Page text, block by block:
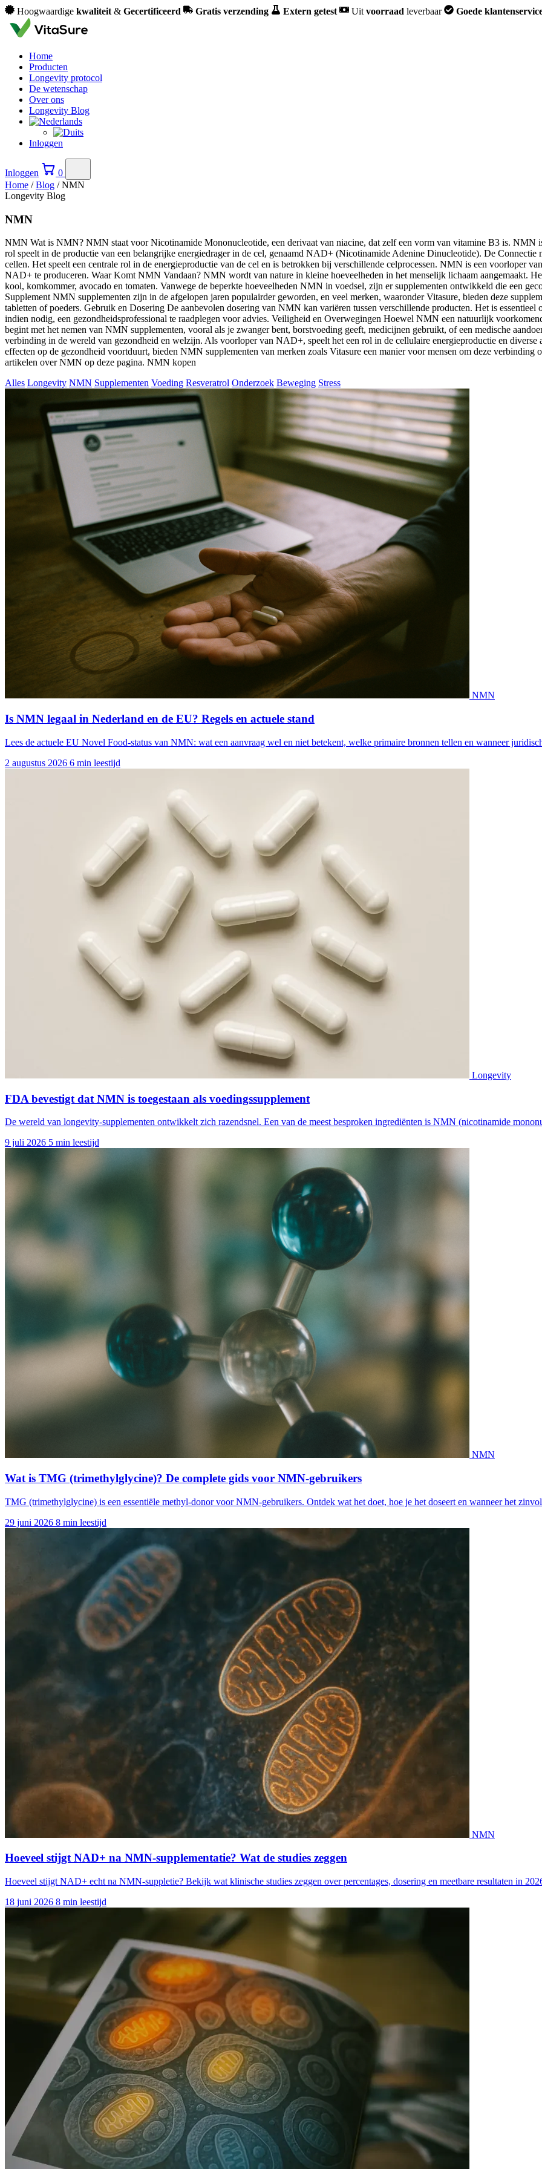
Hoogwaardige kwaliteit & Gecertificeerd Gratis verzending Extern getest Uit voorraad leverbaar Goede
Home
Producten
Longevity protocol
De wetenschap
Over ons
Longevity Blog
Inloggen
Inloggen
0
Home / Blog / NMN
Longevity Blog
NMN
NMN Wat is NMN? NMN staat voor Nicotinamide Mononucleotide, een derivaat van niacine, dat zelf een vorm van vitamine B3 is. NMN
rol speelt in de productie van een belangrijke energiedrager in de cel, genaamd NAD+ (Nicotinamide Adenine Dinucleotide). De
cellen. Het speelt een centrale rol in de energieproductie van de cel en is betrokken bij verschillende celprocessen. NMN is een voorloper
NAD+ te produceren. Waar Komt NMN Vandaan? NMN wordt van nature in kleine hoeveelheden in het menselijk lichaam aangemaakt.
kool, komkommer, avocado en tomaten. Vanwege de beperkte hoeveelheden NMN in voedsel, zijn er supplementen ontwikkeld die een
Supplement NMN supplementen zijn in de afgelopen jaren populairder geworden, en veel merken, waaronder Vitasure, bieden deze
tabletten of poeders. Gebruik en Dosering De aanbevolen dosering van NMN kan variëren tussen verschillende producten. Het is
indien nodig, een gezondheidsprofessional te raadplegen voor advies. Veiligheid en Overwegingen Hoewel NMN een natuurlijk
begint met het nemen van NMN supplementen, vooral als je zwanger bent, borstvoeding geeft, medicijnen gebruikt, of een medische
verbinding in de wereld van gezondheid en welzijn. Als voorloper van NAD+, speelt het een rol in de cellulaire energieproductie en
effecten op de gezondheid voortduurt, bieden NMN supplementen van merken zoals Vitasure een manier voor mensen om deze verbinding
artikelen over NMN op deze pagina. NMN kopen
Alles Longevity NMN Supplementen Voeding Resveratrol Onderzoek Beweging Stress
NMN
Is NMN legaal in Nederland en de EU? Regels en actuele stand
Lees de actuele EU Novel Food-status van NMN: wat een aanvraag wel en niet betekent, welke primaire bronnen tellen en wanneer
2 augustus 2026 6 min leestijd
Longevity
FDA bevestigt dat NMN is toegestaan als voedingssupplement
De wereld van longevity-supplementen ontwikkelt zich razendsnel. Een van de meest besproken ingrediënten is NMN (nicotinamide
9 juli 2026 5 min leestijd
NMN
Wat is TMG (trimethylglycine)? De complete gids voor NMN-gebruikers
TMG (trimethylglycine) is een essentiële methyl-donor voor NMN-gebruikers. Ontdek wat het doet, hoe je het doseert en wanneer het
29 juni 2026 8 min leestijd
NMN
Hoeveel stijgt NAD+ na NMN-supplementatie? Wat de studies zeggen
Hoeveel stijgt NAD+ echt na NMN-suppletie? Bekijk wat klinische studies zeggen over percentages, dosering en meetbare resultaten in
18 juni 2026 8 min leestijd